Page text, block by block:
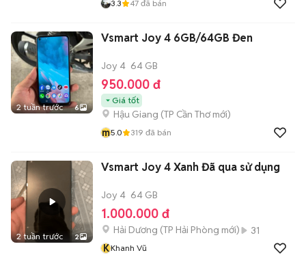
3.3 47 đã bán
2 tuần trước 6
Vsmart Joy 4 6GB/64GB Đen
Joy 4 64 GB
950.000 đ
Giá tốt
Hậu Giang (TP Cần Thơmới)
m5.0 319 đã bán
2 tuần trước 2
Vsmart Joy 4 Xanh Đã qua sử dụng
Joy 4 64 GB
1.000.000 đ
Hải Dương (TP Hải Phòng mới)
31
KKhanh Vũ